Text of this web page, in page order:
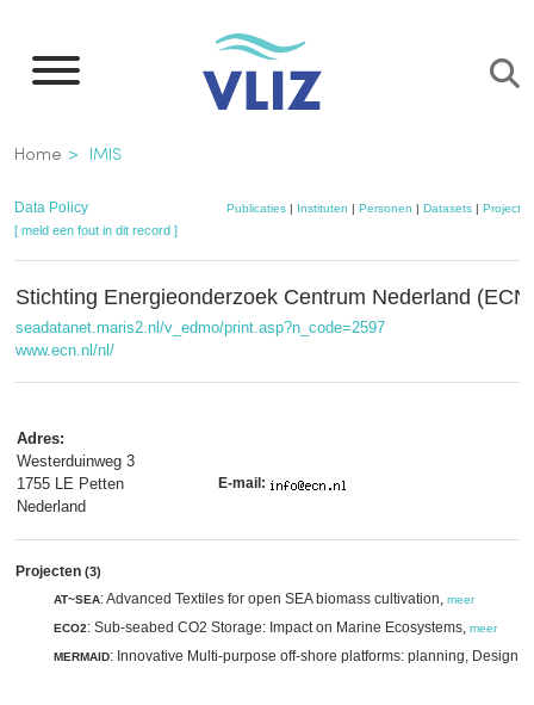
naar
inhoud
gaan
Kruimelpad
Home IMIS
Data Policy Publicaties| Instituten | Personen | Datasets| Projecten
[ meld een fout in dit record ]
Stichting Energieonderzoek Centrum Nederland
seadatanet.maris2.nl/v_edmo/print.asp?n_code=2597
www.ecn.nl/nl/
Adres:
Westerduinweg 3
1755 LE Petten
Nederland
E-mail:
Projecten (3)
AT~SEA: Advanced Textiles for open SEA biomass cultivation, meer
ECO2: Sub-seabed CO2 Storage: Impact on Marine Ecosystems, meer
MERMAID: Innovative Multi-purpose off-shore platforms: planning, Design